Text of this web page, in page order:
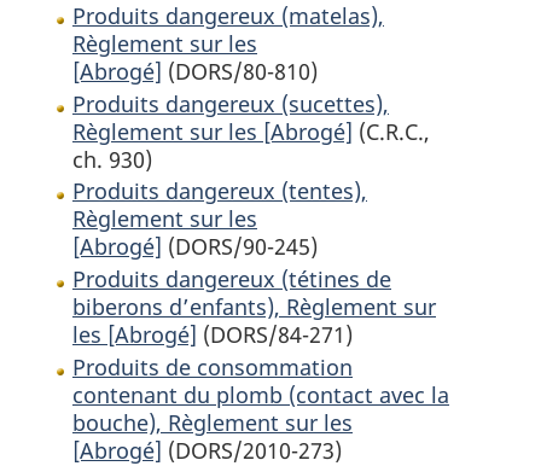
Produits dangereux (matelas),
Règlement sur les
[Abrogé] (DORS/80-810)
Produits dangereux (sucettes),
Règlement sur les [Abrogé] (C.R.C.,
ch. 930)
Produits dangereux (tentes),
Règlement sur les
[Abrogé] (DORS/90-245)
Produits dangereux (tétines de
biberons d’enfants), Règlement sur
les [Abrogé] (DORS/84-271)
Produits de consommation
contenant du plomb (contact avec la
bouche), Règlement sur les
[Abrogé] (DORS/2010-273)